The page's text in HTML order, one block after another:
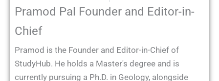
Pramod Pal Founder and Editor-in-
Chief
Pramod is the Founder and Editor-in-Chief of
StudyHub. He holds a Master's degree and is
currently pursuing a Ph.D. in Geology, alongside